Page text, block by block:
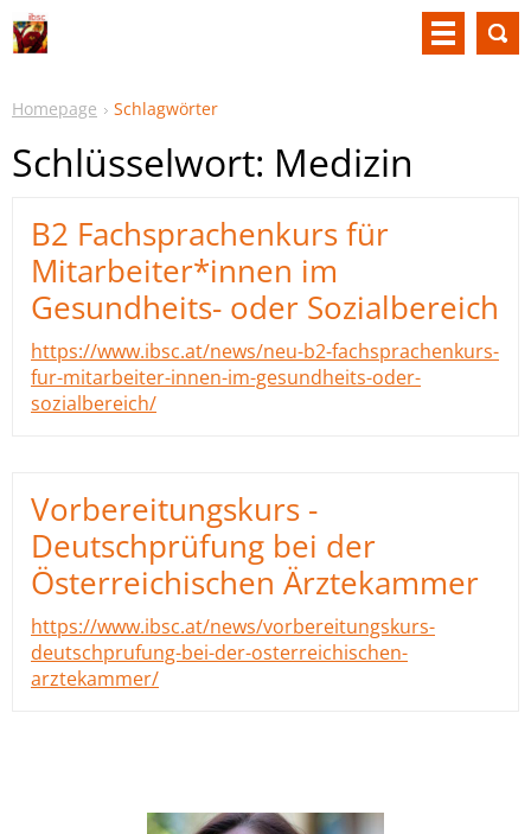
Homepage Schlagwörter
Schlüsselwort: Medizin
B2 Fachsprachenkurs für
Mitarbeiter*innen im
Gesundheits- oder Sozialbereich
https://www.ibsc.at/news/neu-b2-fachsprachenkurs-
fur-mitarbeiter-innen-im-gesundheits-oder-
sozialbereich/
Vorbereitungskurs -
Deutschprüfung bei der
Österreichischen Ärztekammer
https://www.ibsc.at/news/vorbereitungskurs-
deutschprufung-bei-der-osterreichischen-
arztekammer/